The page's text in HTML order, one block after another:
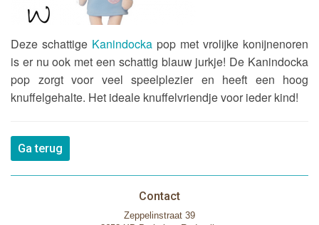
Deze schattige Kanindocka pop met vrolijke konijnenoren
is er nu ook met een schattig blauw jurkje! De Kanindocka
pop zorgt voor veel speelplezier en heeft een hoog
knuffelgehalte. Het ideale knuffelvriendje voor ieder kind!
Ga terug
Contact
Zeppelinstraat 39